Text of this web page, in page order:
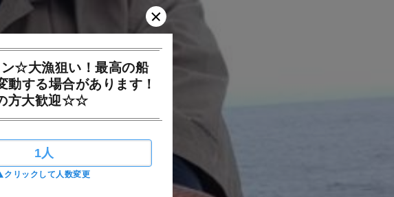
☆大漁狙い！最高の船
する場合があります！
方大歓迎☆☆
1人
クリックして人数変更